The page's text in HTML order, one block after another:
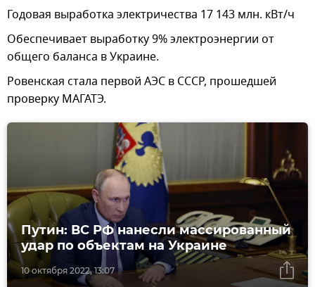
Годовая выработка электричества 17 143 млн. кВт/ч
Обеспечивает выработку 9% электроэнергии от
общего баланса в Украине.
Ровенская стала первой АЭС в СССР, прошедшей
проверку МАГАТЭ.
10 октября 2022, 13:07
Путин: ВС РФ нанесли массированный
удар по объектам на Украине